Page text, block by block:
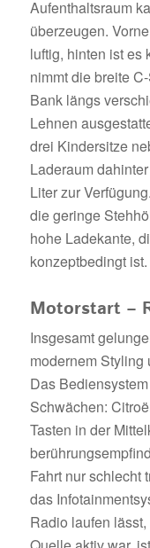
Aufenthaltsraum
überzeugen.
luftig, hinten ist es
nimmt die breite
Bank längs
Lehnen
drei Kindersitze
Laderaum
Liter zur
die geringe
hohe Ladekante,
konzeptbedingt ist.
Motorstart –
Insgesamt
modernem Styling
Das
Schwächen:
Tasten in der
Fahrt nur schlecht
das
Radio laufen